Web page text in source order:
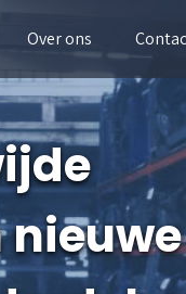
Over ons